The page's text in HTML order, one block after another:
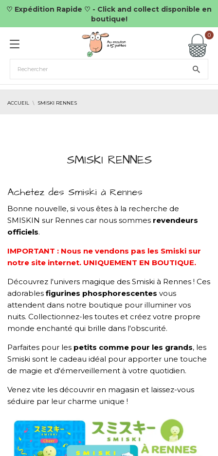
♡ Expédition Rapide ♡ - Click and collect disponible en
boutique!
0
ACCUEIL SMISKI RENNES
SMISKI RENNES
Achetez des Smiski à Rennes
Bonne nouvelle, si vous êtes à la recherche de
SMISKIN sur Rennes car nous sommes revendeurs
officiels.
IMPORTANT : Nous ne vendons pas les Smiski sur
notre site internet. UNIQUEMENT EN BOUTIQUE.
Découvrez l'univers magique des Smiski à Rennes ! Ces
adorables figurines phosphorescentes vous
attendent dans notre boutique pour illuminer vos
nuits. Collectionnez-les toutes et créez votre propre
monde enchanté qui brille dans l'obscurité.
Parfaites pour les petits comme pour les grands, les
Smiski sont le cadeau idéal pour apporter une touche
de magie et d'émerveillement à votre quotidien.
Venez vite les découvrir en magasin et laissez-vous
séduire par leur charme unique !